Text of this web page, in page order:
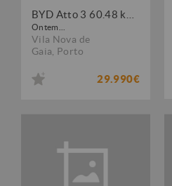
Ontem...
Vila Nova de
Gaia Porto
29.990€